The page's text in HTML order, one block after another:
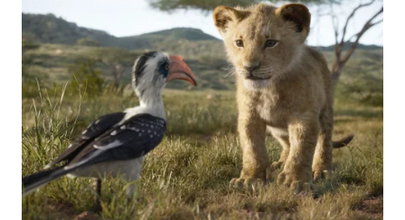
UTARA
WN
SAMOSIR
WN
PADANG
LAWAS